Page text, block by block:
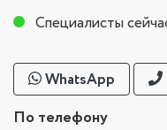
Специалисты
WhatsApp
По телефону